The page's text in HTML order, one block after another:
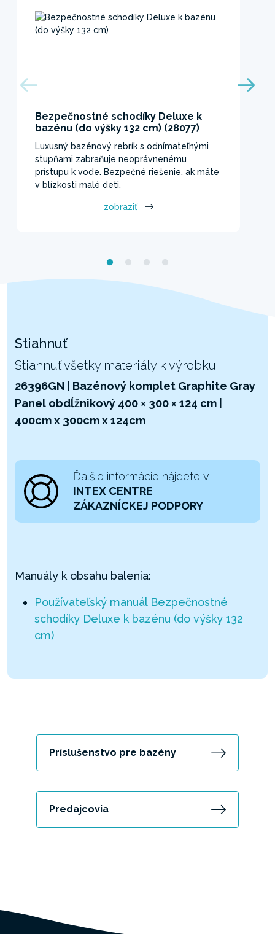
Bezpečnostné schodíky Deluxe k
bazénu (do výšky 132 cm) (28077)
Luxusný bazénový rebrík s odnímateľnými
stupňami zabraňuje neoprávnenému
prístupu k vode. Bezpečné riešenie, ak máte
v blízkosti malé deti.
zobraziť
Stiahnuť
Stiahnuť všetky materiály k výrobku
26396GN | Bazénový komplet Graphite Gray
Panel obdĺžnikový 400 × 300 × 124 cm |
400cm x 300cm x 124cm
Ďalšie informácie nájdete v
INTEX CENTRE
ZÁKAZNÍCKEJ PODPORY
Manuály k obsahu balenia:
Používateľský manuál Bezpečnostné
schodíky Deluxe k bazénu (do výšky 132
cm)
Príslušenstvo pre bazény
Predajcovia